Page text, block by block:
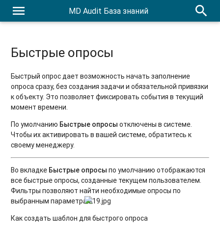
menu MD Audit База знаний search
Быстрые опросы
Быстрый опрос дает возможность начать заполнение
опроса сразу, без создания задачи и обязательной привязки
к объекту. Это позволяет фиксировать события в текущий
момент времени.
По умолчанию Быстрые опросы отключены в системе.
Чтобы их активировать в вашей системе, обратитесь к
своему менеджеру.
Во вкладке Быстрые опросы по умолчанию отображаются
все быстрые опросы, созданные текущем пользователем.
Фильтры позволяют найти необходимые опросы по
выбранным параметрам.
.
Как создать шаблон для быстрого опроса